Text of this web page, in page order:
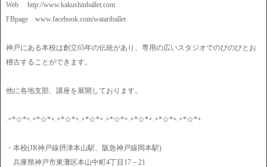
Web http://www.kakushinballet.com
FBpage www.facebook.com/watariballet
神戸にある本校は創立65年の伝統があり、専用の広いスタジオでのびのびとお
稽古することができます。
他に各地支部、講座を展開しております。
.+*☆*+.+*☆*+.+*☆*+.+*☆*+.+*☆*+.+*☆*+.+*☆*+.+*☆*+
・本校(JR神戸線摂津本山駅、阪急神戸線岡本駅)
兵庫県神戸市東灘区本山中町4丁目17－21